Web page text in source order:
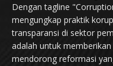
Dengan tagline
mengungkap praktik
transparansi di sektor
adalah untuk
mendorong reformasi